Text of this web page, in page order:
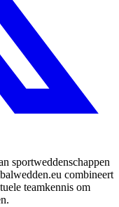
sportweddenschappen
combineert
teamkennis om